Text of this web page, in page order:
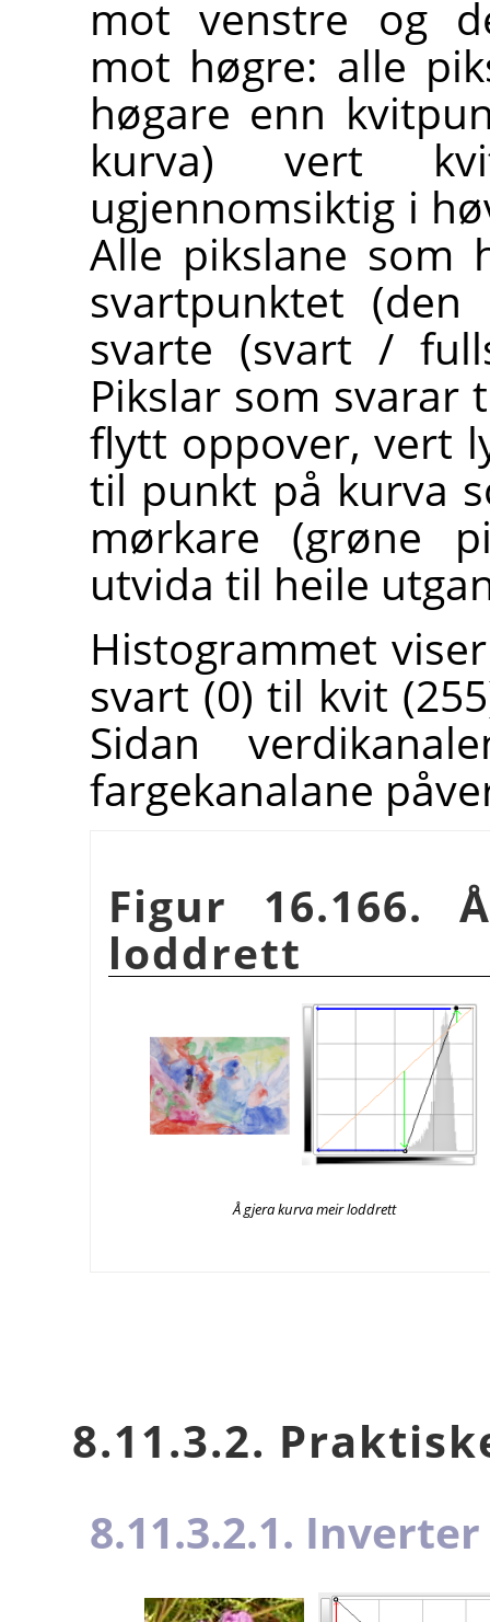
mot venstre og
mot høgre: alle
høgare enn
kurva) vert
ugjennomsiktig i
Alle pikslane som
svartpunktet
svarte (svart /
Pikslar som svarar
flytt oppover, vert
til punkt på kurva
mørkare (grøne
utvida til heile
Histogrammet
svart (0) til kvit
Sidan
fargekanalane
Figur 16.166.
loddrett
Å gjera kurva meir loddrett
8.11.3.2.
8.11.3.2.1.